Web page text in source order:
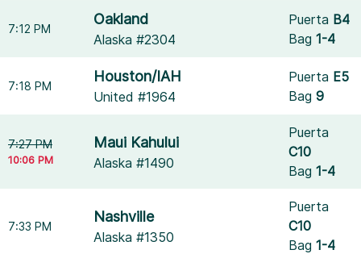
7:12 PM
Oakland
Alaska #2304
Puerta B4
Bag1-4
7:18 PM
Houston/IAH
United #1964
Puerta E5
Bag9
7:27 PM
10:06 PM
Maui Kahului
Alaska #1490
Puerta
C10
Bag1-4
7:33 PM
Nashville
Alaska #1350
Puerta
C10
Bag1-4